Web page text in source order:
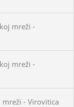
mreži -
mreži -
- Virovitica